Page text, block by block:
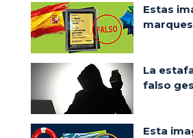
Estas
La
falso
Esta